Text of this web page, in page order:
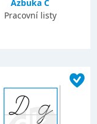
Azbuka Č
Pracovní listy